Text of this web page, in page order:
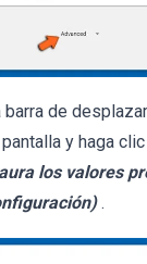
de
y haga
los valores
.